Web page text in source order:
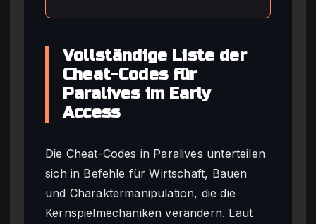
Vollständige Liste der
Cheat-Codes für
Paralives im Early
Access
Die Cheat-Codes in Paralives unterteilen
sich in Befehle für Wirtschaft, Bauen
und Charaktermanipulation, die die
Kernspielmechaniken verändern. Laut